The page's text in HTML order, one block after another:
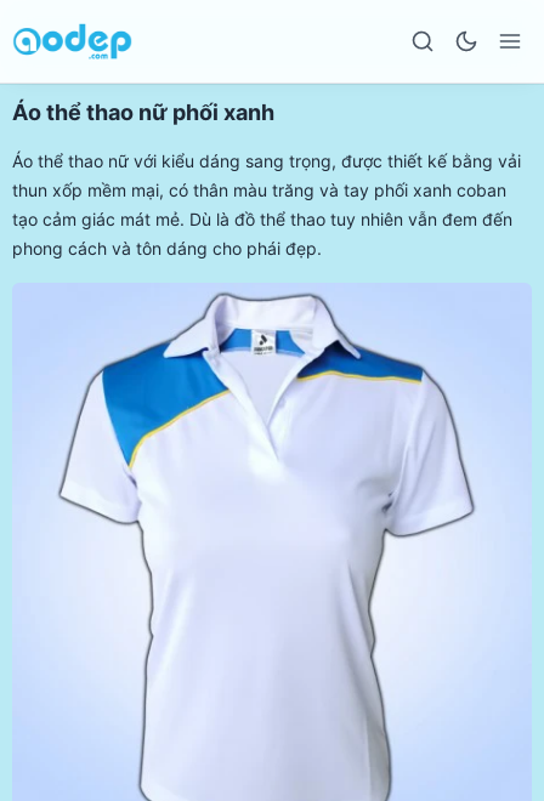
Áo thể thao nữ phối xanh
Áo thể thao nữ với kiểu dáng sang trọng, được thiết kế bằng vải
thun xốp mềm mại, có thân màu trăng và tay phối xanh coban
tạo cảm giác mát mẻ. Dù là đồ thể thao tuy nhiên vẫn đem đến
phong cách và tôn dáng cho phái đẹp.